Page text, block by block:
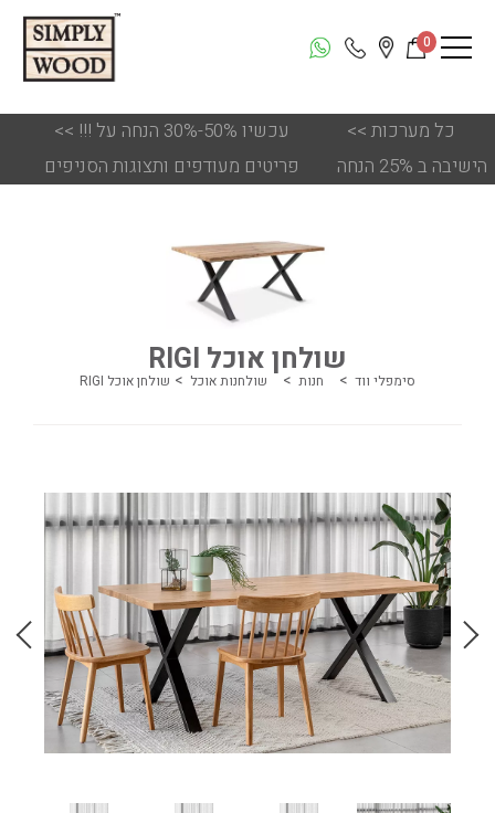
0
<< !!! עכשיו 50%-30% הנחה על
פריטים מעודפים ותצוגות הסניפים
<< כל מערכות
הישיבה ב 25% הנחה
שולחן אוכל RIGI
סימפלי ווד חנות שולחנות אוכל שולחן אוכל RIGI